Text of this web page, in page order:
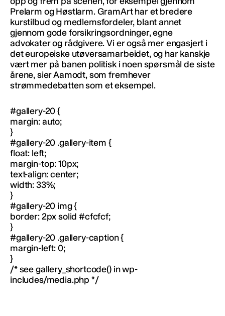
Prelarm og Høstlarm. GramArt har et bredere
kurstilbud og medlemsfordeler, blant annet
gjennom gode forsikringsordninger, egne
advokater og rådgivere. Vi er også mer engasjert i
det europeiske utøversamarbeidet, og har kanskje
vært mer på banen politisk i noen spørsmål de siste
årene, sier Aamodt, som fremhever
strømmedebatten som et eksempel.
#gallery-20 {
margin: auto;
}
#gallery-20 .gallery-item {
float: left;
margin-top: 10px;
text-align: center;
width: 33%;
}
#gallery-20 img {
border: 2px solid #cfcfcf;
}
#gallery-20 .gallery-caption {
margin-left: 0;
}
/* see gallery_shortcode() in wp-
includes/media.php */